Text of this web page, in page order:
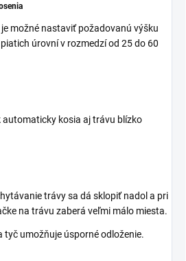
možné nastaviť požadovanú výšku
úrovní v rozmedzí od 25 do 60
automaticky kosia aj trávu blízko
trávy sa dá sklopiť nadol a pri
na trávu zaberá veľmi málo miesta.
tyč umožňuje úsporné odloženie.